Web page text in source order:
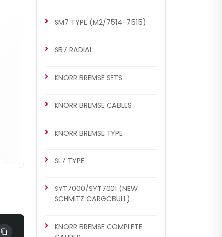
SM7 TYPE (M2/7514-7515)
SB7 RADIAL
KNORR BREMSE SETS
KNORR BREMSE CABLES
KNORR BREMSE TYPE
SL7 TYPE
SYT7000/SYT7001 (NEW
SCHMITZ CARGOBULL)
KNORR BREMSE COMPLETE